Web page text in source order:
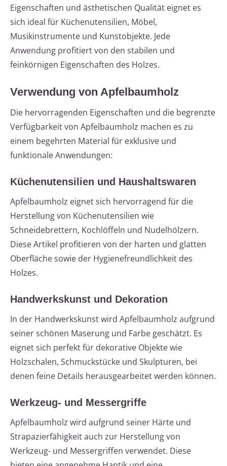
Eigenschaften und ästhetischen Qualität eignet es
sich ideal für Küchenutensilien, Möbel,
Musikinstrumente und Kunstobjekte. Jede
Anwendung profitiert von den stabilen und
feinkörnigen Eigenschaften des Holzes.
Verwendung von Apfelbaumholz
Die hervorragenden Eigenschaften und die begrenzte
Verfügbarkeit von Apfelbaumholz machen es zu
einem begehrten Material für exklusive und
funktionale Anwendungen:
Küchenutensilien und Haushaltswaren
Apfelbaumholz eignet sich hervorragend für die
Herstellung von Küchenutensilien wie
Schneidebrettern, Kochlöffeln und Nudelhölzern.
Diese Artikel profitieren von der harten und glatten
Oberfläche sowie der Hygienefreundlichkeit des
Holzes.
Handwerkskunst und Dekoration
In der Handwerkskunst wird Apfelbaumholz aufgrund
seiner schönen Maserung und Farbe geschätzt. Es
eignet sich perfekt für dekorative Objekte wie
Holzschalen, Schmuckstücke und Skulpturen, bei
denen feine Details herausgearbeitet werden können.
Werkzeug- und Messergriffe
Apfelbaumholz wird aufgrund seiner Härte und
Strapazierfähigkeit auch zur Herstellung von
Werkzeug- und Messergriffen verwendet. Diese